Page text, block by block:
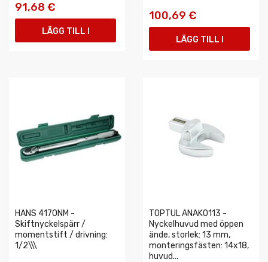
91,68 €
LÄGG TILL I
100,69 €
LÄGG TILL I
HANS 4170NM -
Skiftnyckelspärr /
momentstift / drivning:
1/2\\\
TOPTUL ANAK0113 -
Nyckelhuvud med öppen
ände, storlek: 13 mm,
monteringsfästen: 14x18,
huvud...